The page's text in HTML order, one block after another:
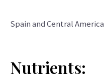
Spain and Central America
Nutrients: